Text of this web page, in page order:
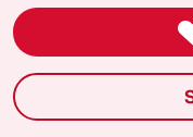
Reisen
Shop